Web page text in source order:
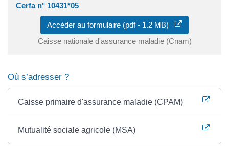
Cerfa n° 10431*05
Accéder au formulaire (pdf - 1.2 MB)
Caisse nationale d'assurance maladie (Cnam)
Où s’adresser ?
Caisse primaire d'assurance maladie (CPAM)
Mutualité sociale agricole (MSA)